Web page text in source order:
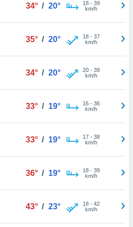
34° / 20° 18- 39
km/h
35° / 20° 18- 37
km/h
34° / 20° 20- 39
km/h
33° / 19° 16- 36
km/h
33° / 19° 17- 38
km/h
36° / 19° 18- 39
km/h
43° / 23° 18- 42
km/h